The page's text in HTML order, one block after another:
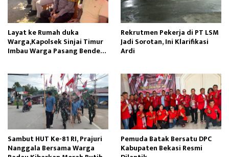
Layat ke Rumah duka
Warga,Kapolsek Sinjai Timur
Imbau Warga Pasang Bendera
Rekrutmen Pekerja di PT LSM
Jadi Sorotan, Ini Klarifikasi
Ardi
Sambut HUT Ke-81 RI, Prajuri
Nanggala Bersama Warga
Pemuda Batak Bersatu DPC
Kabupaten Bekasi Resmi